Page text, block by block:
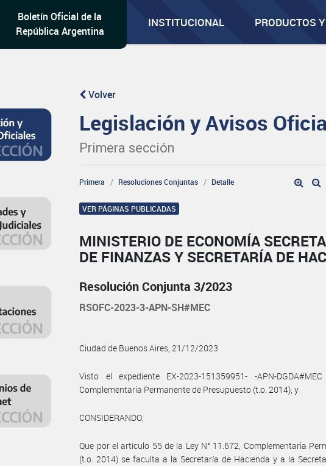
Boletín Oficial de la
República Argentina
INSTITUCIONAL PRODUCTOS
Volver
Legislación y Avisos
Primera sección
Primera Resoluciones Conjuntas Detalle
VER PÁGINAS PUBLICADAS
MINISTERIO DE ECONOMÍA
DE FINANZAS Y SECRETARÍA DE
Resolución Conjunta 3/2023
RSOFC-2023-3-APN-SH#MEC
Ciudad de Buenos Aires, 21/12/2023
Visto el expediente EX-2023-151359951- -APN-
Complementaria Permanente de Presupuesto (t.o. 2014), y
CONSIDERANDO:
Que por el artículo 55 de la Ley N° 11.672, Complementaria
(t.o. 2014) se faculta a la Secretaría de Hacienda y a la